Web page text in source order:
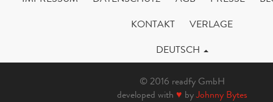
KONTAKT
VERLAGE
DEUTSCH
© 2016 readfy GmbH
developed with ♥ byJohnny Bytes